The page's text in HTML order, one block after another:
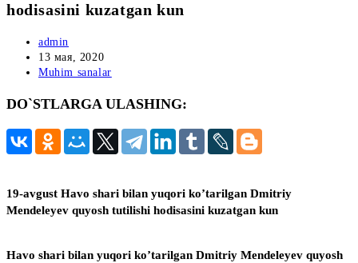
hodisasini kuzatgan kun
Автор
записи:
admin
Запись
опубликована:
13 мая, 2020
Рубрика
Muhim sanalar
DO`STLARGA ULASHING:
19-аvgust Havo shari bilan yuqori ko’tarilgan Dmitriy
Mendeleyev quyosh tutilishi hodisasini kuzatgan kun
Havo shari bilan yuqori ko’tarilgan Dmitriy Mendeleyev quyosh